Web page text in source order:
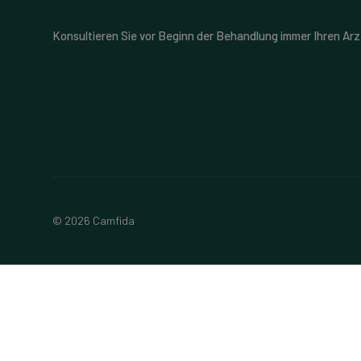
Konsultieren Sie vor Beginn der Behandlung immer Ihren
© 2026 Camfida